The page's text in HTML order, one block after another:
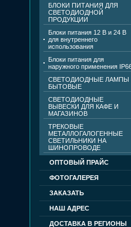
БЛОКИ ПИТАНИЯ ДЛЯ
СВЕТОДИОДНОЙ
ПРОДУКЦИИ
Блоки питания 12 В и 24 В
для внутреннего
использования
Блоки питания для
наружного применения
СВЕТОДИОДНЫЕ ЛАМПЫ
БЫТОВЫЕ
СВЕТОДИОДНЫЕ
ВЫВЕСКИ ДЛЯ КАФЕ И
МАГАЗИНОВ
ТРЕКОВЫЕ
МЕТАЛЛОГАЛОГЕННЫЕ
СВЕТИЛЬНИКИ НА
ШИНОПРОВОДЕ
ОПТОВЫЙ ПРАЙС
ФОТОГАЛЕРЕЯ
ЗАКАЗАТЬ
НАШ АДРЕС
ДОСТАВКА В РЕГИОНЫ